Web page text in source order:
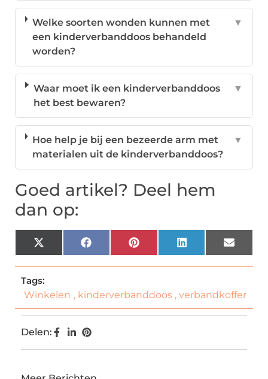
Welke soorten wonden kunnen met
een kinderverbanddoos behandeld
worden?
▼
Waar moet ik een kinderverbanddoos
het best bewaren?
▼
Hoe help je bij een bezeerde arm met
materialen uit de kinderverbanddoos?
▼
Goed artikel? Deel hem
dan op:
X
(Twitter)
FacebookPinterestLinkedIn Email
Tags:
Winkelen , kinderverbanddoos , verbandkoffer
Delen: